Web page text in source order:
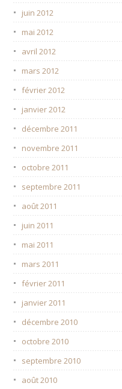
juin 2012
mai 2012
avril 2012
mars 2012
février 2012
janvier 2012
décembre 2011
novembre 2011
octobre 2011
septembre 2011
août 2011
juin 2011
mai 2011
mars 2011
février 2011
janvier 2011
décembre 2010
octobre 2010
septembre 2010
août 2010